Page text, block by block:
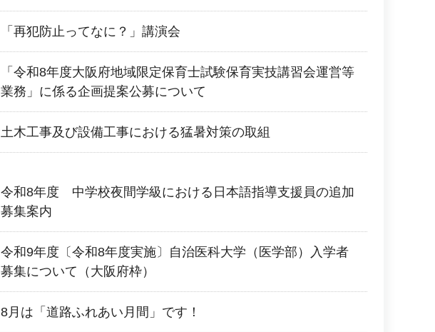
「再犯防止ってなに？」講演会
「令和8年度大阪府地域限定保育士試験保育実技講習会運営等
業務」に係る企画提案公募について
土木工事及び設備工事における猛暑対策の取組
令和8年度 中学校夜間学級における日本語指導支援員の追加
募集案内
令和9年度〔令和8年度実施〕自治医科大学（医学部）入学者
募集について（大阪府枠）
8月は「道路ふれあい月間」です！